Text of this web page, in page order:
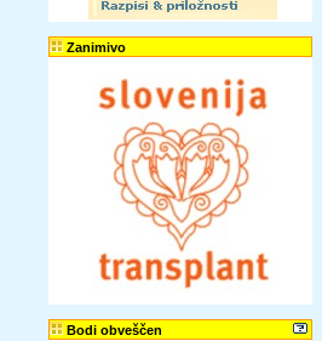
Zanimivo
Bodi obveščen